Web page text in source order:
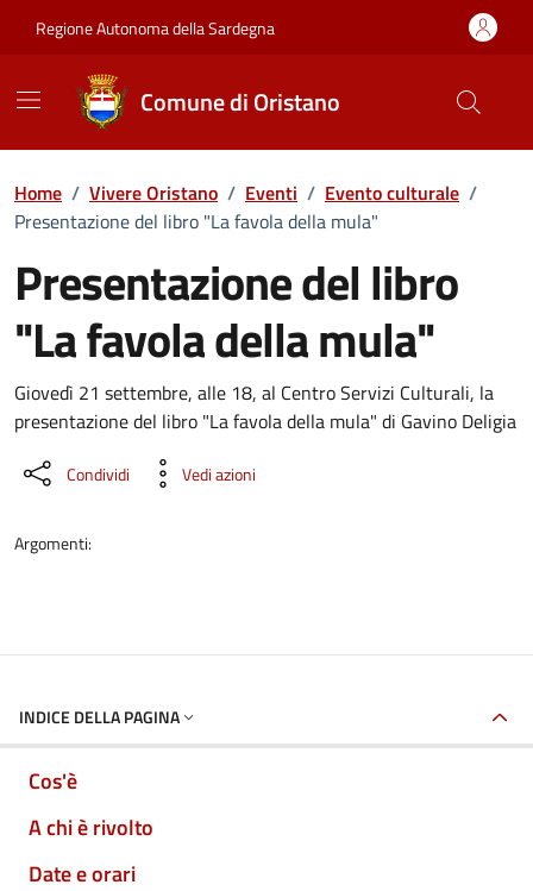
Regione Autonoma della Sardegna
Comune di Oristano
Home / Vivere Oristano / Eventi / Evento culturale /
Presentazione del libro "La favola della mula"
Presentazione del libro
"La favola della mula"
Dettaglio dell'evento
Giovedì 21 settembre, alle 18, al Centro Servizi Culturali, la
presentazione del libro "La favola della mula" di Gavino Deligia
Condividi Vedi azioni
Argomenti:
INDICE DELLA PAGINA
Cos'è
A chi è rivolto
Date e orari